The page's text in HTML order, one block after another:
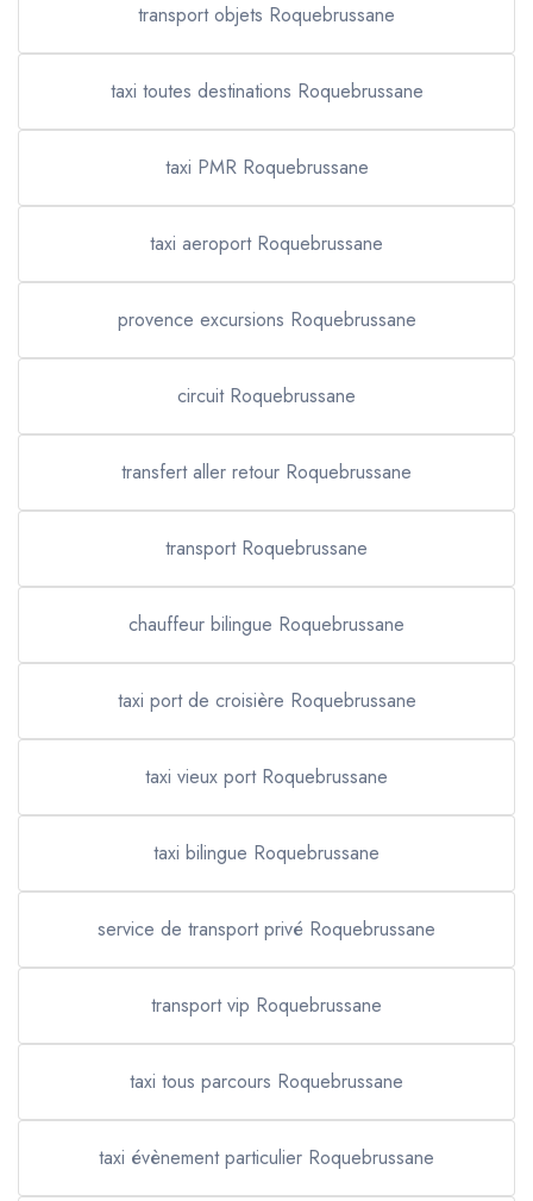
transport objets Roquebrussane
taxi toutes destinations Roquebrussane
taxi PMR Roquebrussane
taxi aeroport Roquebrussane
provence excursions Roquebrussane
circuit Roquebrussane
transfert aller retour Roquebrussane
transport Roquebrussane
chauffeur bilingue Roquebrussane
taxi port de croisière Roquebrussane
taxi vieux port Roquebrussane
taxi bilingue Roquebrussane
service de transport privé Roquebrussane
transport vip Roquebrussane
taxi tous parcours Roquebrussane
taxi évènement particulier Roquebrussane